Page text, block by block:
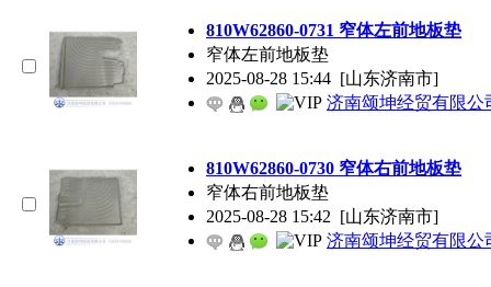
810W62860-0731 窄体左前地板垫
窄体左前地板垫
2025-08-28 15:44 [山东济南市]
济南颂坤经贸有限公
810W62860-0730 窄体右前地板垫
窄体右前地板垫
2025-08-28 15:42 [山东济南市]
济南颂坤经贸有限公